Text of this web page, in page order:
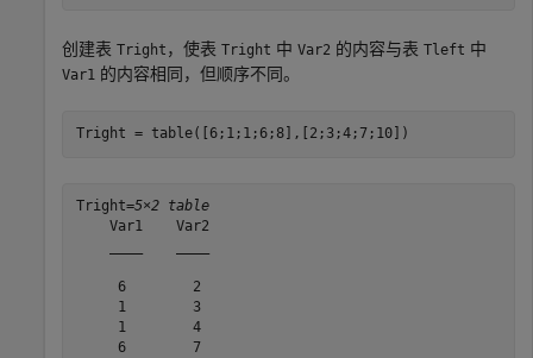
创建表 Tright ，使表 Tright 中 Var2 的内容与表 Tleft 中
Var1 的内容相同，但顺序不同。
Tright = table([6;1;1;6;8],[2;3;4;7;10])
Tright=5×2 table
    Var1    Var2
     6        2
     1        3
     1        4
     6        7